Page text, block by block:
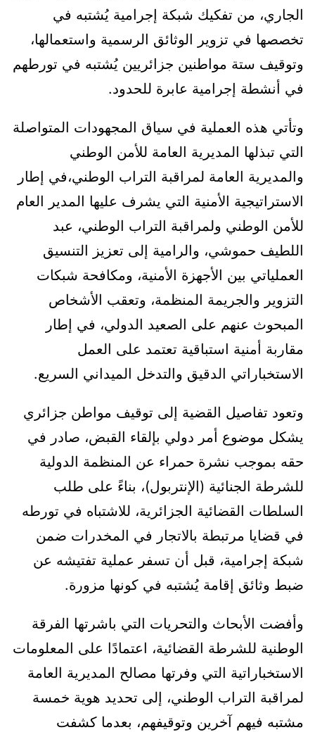
الجاري، من تفكيك شبكة إجرامية يُشتبه في
تخصصها في تزوير الوثائق الرسمية واستعمالها،
وتوقيف ستة مواطنين جزائريين يُشتبه في تورطهم
في أنشطة إجرامية عابرة للحدود.
وتأتي هذه العملية في سياق المجهودات المتواصلة
التي تبذلها المديرية العامة للأمن الوطني
والمديرية العامة لمراقبة التراب الوطني،في إطار
الاستراتيجية الأمنية التي يشرف عليها المدير العام
للأمن الوطني ولمراقبة التراب الوطني، عبد
اللطيف حموشي، والرامية إلى تعزيز التنسيق
العملياتي بين الأجهزة الأمنية، ومكافحة شبكات
التزوير والجريمة المنظمة، وتعقب الأشخاص
المبحوث عنهم على الصعيد الدولي، في إطار
مقاربة أمنية استباقية تعتمد على العمل
الاستخباراتي الدقيق والتدخل الميداني السريع.
وتعود تفاصيل القضية إلى توقيف مواطن جزائري
يشكل موضوع أمر دولي بإلقاء القبض، صادر في
حقه بموجب نشرة حمراء عن المنظمة الدولية
للشرطة الجنائية (الإنتربول)، بناءً على طلب
السلطات القضائية الجزائرية، للاشتباه في تورطه
في قضايا مرتبطة بالاتجار في المخدرات ضمن
شبكة إجرامية، قبل أن تسفر عملية تفتيشه عن
ضبط وثائق إقامة يُشتبه في كونها مزورة.
وأفضت الأبحاث والتحريات التي باشرتها الفرقة
الوطنية للشرطة القضائية، اعتمادًا على المعلومات
الاستخباراتية التي وفرتها مصالح المديرية العامة
لمراقبة التراب الوطني، إلى تحديد هوية خمسة
مشتبه فيهم آخرين وتوقيفهم، بعدما كشفت